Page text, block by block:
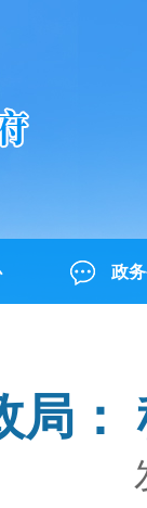
政
局：